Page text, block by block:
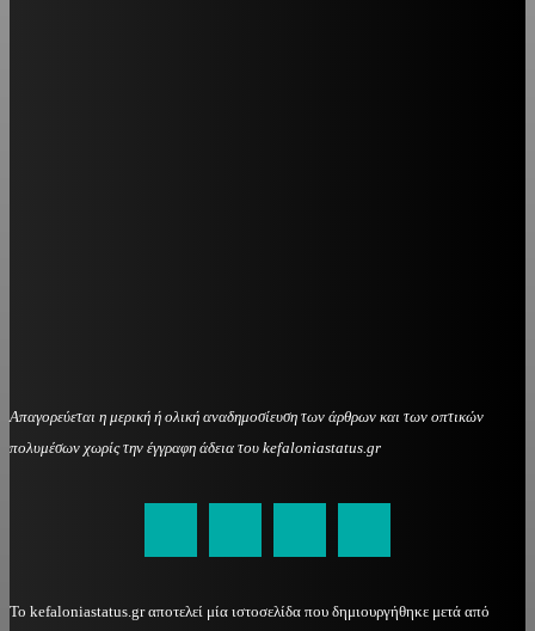
Απαγορεύεται η μερική ή ολική αναδημοσίευση των άρθρων και των οπτικών
πολυμέσων χωρίς την έγγραφη άδεια του kefaloniastatus.gr
Το kefaloniastatus.gr αποτελεί μία ιστοσελίδα που δημιουργήθηκε μετά από